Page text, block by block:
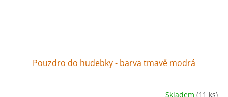
Pouzdro do hudebky - barva tmavě modrá
Skladem (11 ks)